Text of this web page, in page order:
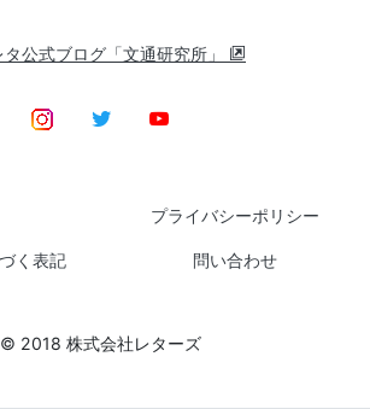
タ公式ブログ「文通研究所」
プライバシーポリシー
く表記 問い合わせ
© 2018 株式会社レターズ